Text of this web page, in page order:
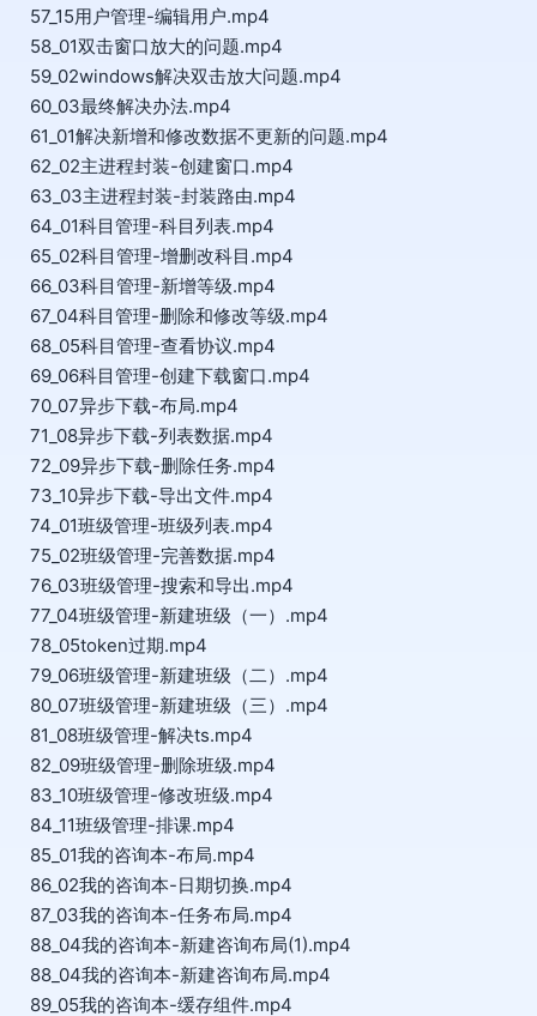
57_15用户管理-编辑用户.mp4
58_01双击窗口放大的问题.mp4
59_02windows解决双击放大问题.mp4
60_03最终解决办法.mp4
61_01解决新增和修改数据不更新的问题.mp4
62_02主进程封装-创建窗口.mp4
63_03主进程封装-封装路由.mp4
64_01科目管理-科目列表.mp4
65_02科目管理-增删改科目.mp4
66_03科目管理-新增等级.mp4
67_04科目管理-删除和修改等级.mp4
68_05科目管理-查看协议.mp4
69_06科目管理-创建下载窗口.mp4
70_07异步下载-布局.mp4
71_08异步下载-列表数据.mp4
72_09异步下载-删除任务.mp4
73_10异步下载-导出文件.mp4
74_01班级管理-班级列表.mp4
75_02班级管理-完善数据.mp4
76_03班级管理-搜索和导出.mp4
77_04班级管理-新建班级（一）.mp4
78_05token过期.mp4
79_06班级管理-新建班级（二）.mp4
80_07班级管理-新建班级（三）.mp4
81_08班级管理-解决ts.mp4
82_09班级管理-删除班级.mp4
83_10班级管理-修改班级.mp4
84_11班级管理-排课.mp4
85_01我的咨询本-布局.mp4
86_02我的咨询本-日期切换.mp4
87_03我的咨询本-任务布局.mp4
88_04我的咨询本-新建咨询布局(1).mp4
88_04我的咨询本-新建咨询布局.mp4
89_05我的咨询本-缓存组件.mp4